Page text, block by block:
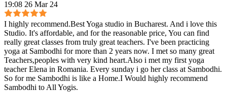
19:08 26 Mar 24
I highly recommend.Best Yoga studio in Bucharest. And i love this
Studio. It's affordable, and for the reasonable price, You can find
really great classes from truly great teachers. I've been practicing
yoga at Sambodhi for more than 2 years now. I met so many great
Teachers,peoples with very kind heart.Also i met my first yoga
teacher Elena in Romania. Every sunday i go her class at Sambodhi.
So for me Sambodhi is like a Home.I Would highly recommend
Sambodhi to All Yogis.